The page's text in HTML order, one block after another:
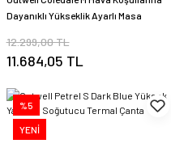
Dayanıklı Yükseklik Ayarlı Masa
12.299,00 TL
11.684,05 TL
%5
YENİ